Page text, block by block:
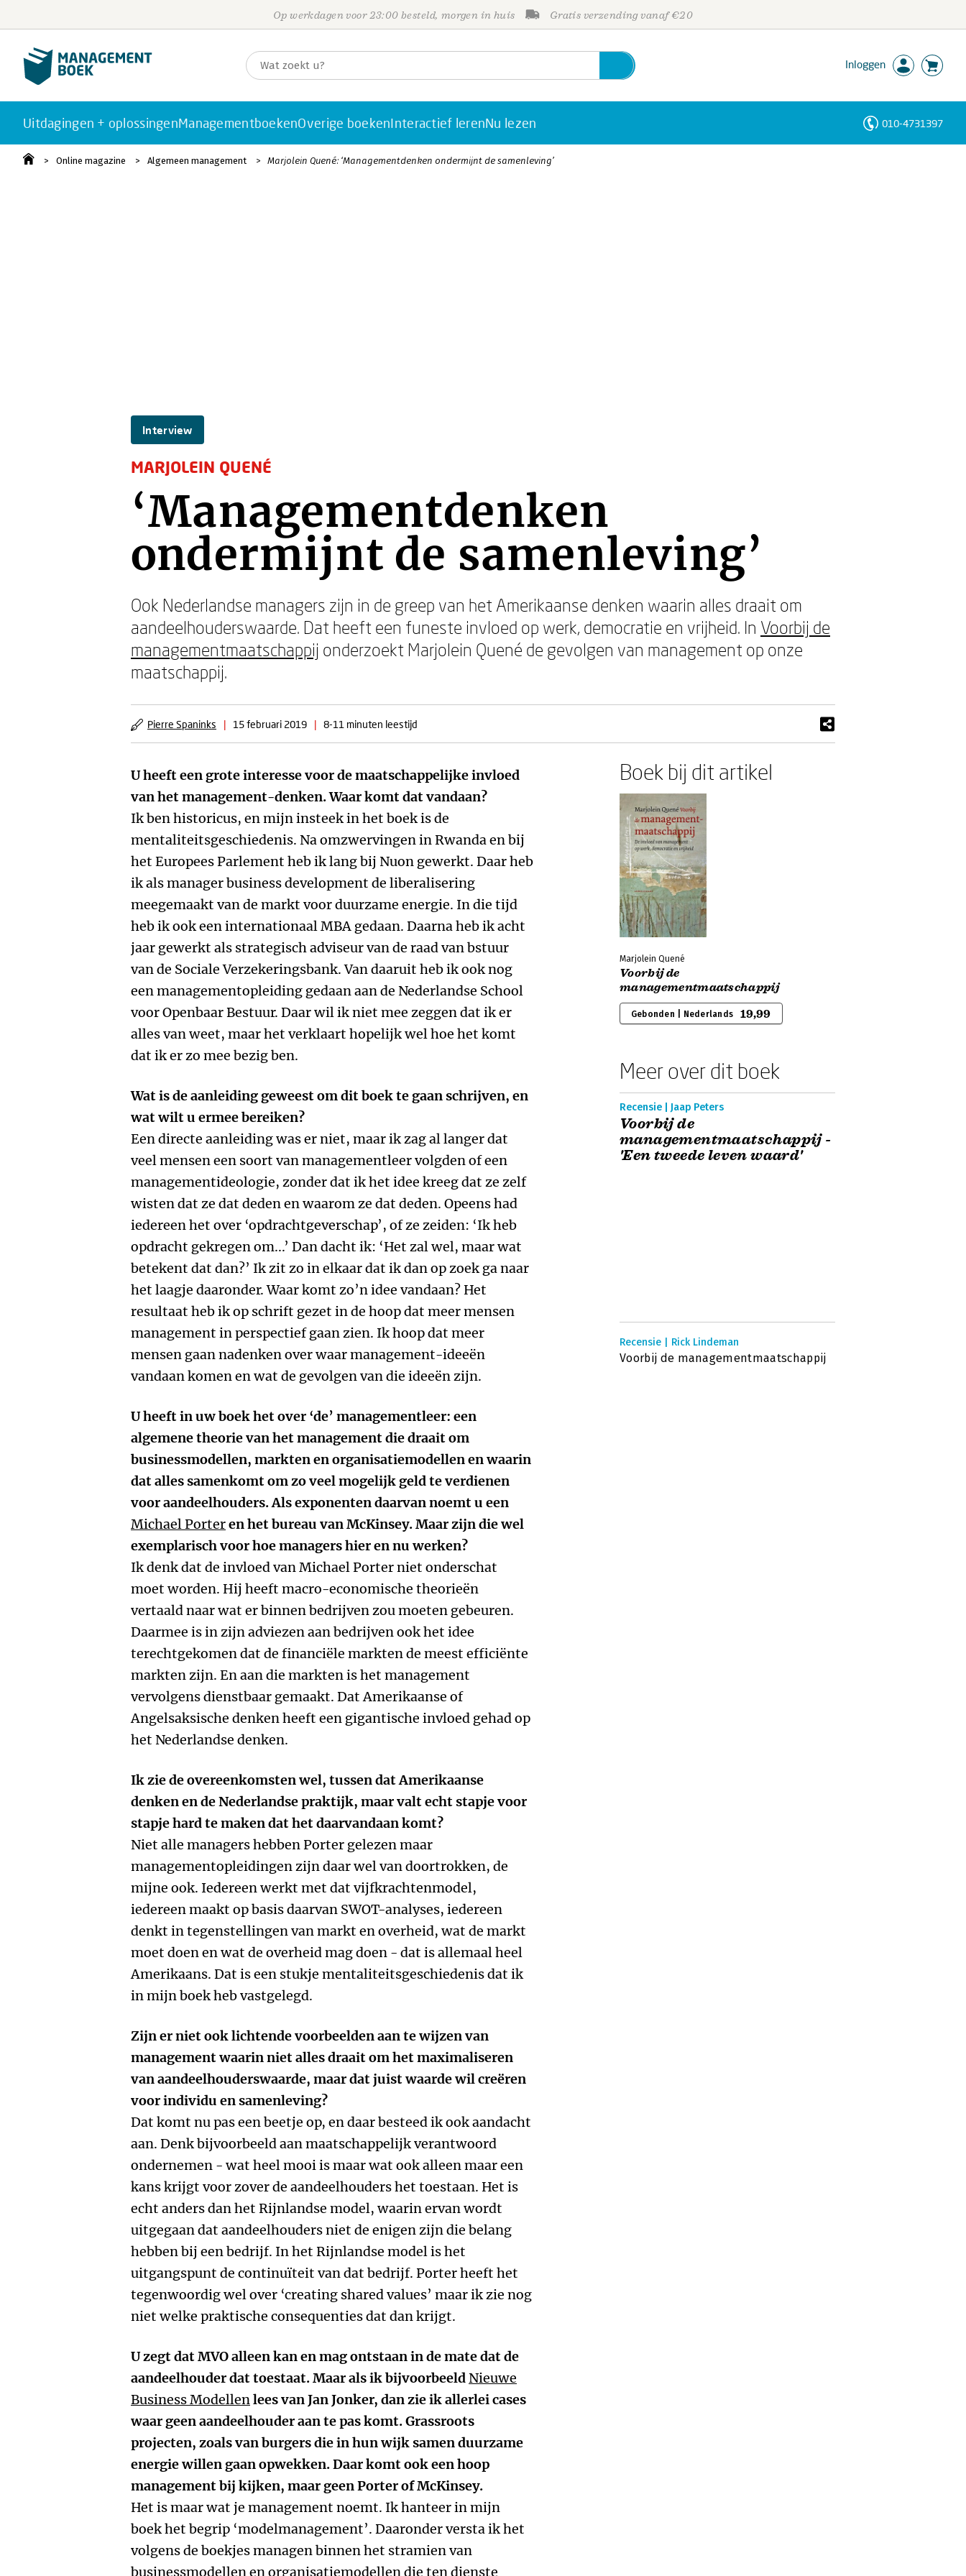
Op werkdagen voor 23:00 besteld, morgen in huis Gratis verzending vanaf €20
Inloggen
Uitdagingen + oplossingenManagementboekenOverige boekenInteractief lerenNu lezen 010-4731397
Online magazine Algemeen management Marjolein Quené: ‘Managementdenken ondermijnt de samenleving’
Interview
MARJOLEIN QUENÉ
‘Managementdenken
ondermijnt de samenleving’
Ook Nederlandse managers zijn in de greep van het Amerikaanse denken waarin alles draait om
aandeelhouderswaarde. Dat heeft een funeste invloed op werk, democratie en vrijheid. In Voorbij de
managementmaatschappij onderzoekt Marjolein Quené de gevolgen van management op onze
maatschappij.
Pierre Spaninks | 15 februari 2019 | 8-11 minuten leestijd
U heeft een grote interesse voor de maatschappelijke invloed
van het management-denken. Waar komt dat vandaan?
Ik ben historicus, en mijn insteek in het boek is de
mentaliteitsgeschiedenis. Na omzwervingen in Rwanda en bij
het Europees Parlement heb ik lang bij Nuon gewerkt. Daar heb
ik als manager business development de liberalisering
meegemaakt van de markt voor duurzame energie. In die tijd
heb ik ook een internationaal MBA gedaan. Daarna heb ik acht
jaar gewerkt als strategisch adviseur van de raad van bstuur
van de Sociale Verzekeringsbank. Van daaruit heb ik ook nog
een managementopleiding gedaan aan de Nederlandse School
voor Openbaar Bestuur. Daar wil ik niet mee zeggen dat ik er
alles van weet, maar het verklaart hopelijk wel hoe het komt
dat ik er zo mee bezig ben.
Wat is de aanleiding geweest om dit boek te gaan schrijven, en
wat wilt u ermee bereiken?
Een directe aanleiding was er niet, maar ik zag al langer dat
veel mensen een soort van managementleer volgden of een
managementideologie, zonder dat ik het idee kreeg dat ze zelf
wisten dat ze dat deden en waarom ze dat deden. Opeens had
iedereen het over ‘opdrachtgeverschap’, of ze zeiden: ‘Ik heb
opdracht gekregen om...’ Dan dacht ik: ‘Het zal wel, maar wat
betekent dat dan?’ Ik zit zo in elkaar dat ik dan op zoek ga naar
het laagje daaronder. Waar komt zo’n idee vandaan? Het
resultaat heb ik op schrift gezet in de hoop dat meer mensen
management in perspectief gaan zien. Ik hoop dat meer
mensen gaan nadenken over waar management-ideeën
vandaan komen en wat de gevolgen van die ideeën zijn.
U heeft in uw boek het over ‘de’ managementleer: een
algemene theorie van het management die draait om
businessmodellen, markten en organisatiemodellen en waarin
dat alles samenkomt om zo veel mogelijk geld te verdienen
voor aandeelhouders. Als exponenten daarvan noemt u een
Michael Porteren het bureau van McKinsey. Maar zijn die wel
exemplarisch voor hoe managers hier en nu werken?
Ik denk dat de invloed van Michael Porter niet onderschat
moet worden. Hij heeft macro-economische theorieën
vertaald naar wat er binnen bedrijven zou moeten gebeuren.
Daarmee is in zijn adviezen aan bedrijven ook het idee
terechtgekomen dat de financiële markten de meest efficiënte
markten zijn. En aan die markten is het management
vervolgens dienstbaar gemaakt. Dat Amerikaanse of
Angelsaksische denken heeft een gigantische invloed gehad op
het Nederlandse denken.
Ik zie de overeenkomsten wel, tussen dat Amerikaanse
denken en de Nederlandse praktijk, maar valt echt stapje voor
stapje hard te maken dat het daarvandaan komt?
Niet alle managers hebben Porter gelezen maar
managementopleidingen zijn daar wel van doortrokken, de
mijne ook. Iedereen werkt met dat vijfkrachtenmodel,
iedereen maakt op basis daarvan SWOT-analyses, iedereen
denkt in tegenstellingen van markt en overheid, wat de markt
moet doen en wat de overheid mag doen - dat is allemaal heel
Amerikaans. Dat is een stukje mentaliteitsgeschiedenis dat ik
in mijn boek heb vastgelegd.
Zijn er niet ook lichtende voorbeelden aan te wijzen van
management waarin niet alles draait om het maximaliseren
van aandeelhouderswaarde, maar dat juist waarde wil creëren
voor individu en samenleving?
Dat komt nu pas een beetje op, en daar besteed ik ook aandacht
aan. Denk bijvoorbeeld aan maatschappelijk verantwoord
ondernemen - wat heel mooi is maar wat ook alleen maar een
kans krijgt voor zover de aandeelhouders het toestaan. Het is
echt anders dan het Rijnlandse model, waarin ervan wordt
uitgegaan dat aandeelhouders niet de enigen zijn die belang
hebben bij een bedrijf. In het Rijnlandse model is het
uitgangspunt de continuïteit van dat bedrijf. Porter heeft het
tegenwoordig wel over ‘creating shared values’ maar ik zie nog
niet welke praktische consequenties dat dan krijgt.
U zegt dat MVO alleen kan en mag ontstaan in de mate dat de
aandeelhouder dat toestaat. Maar als ik bijvoorbeeldNieuwe
Business Modellenlees van Jan Jonker, dan zie ik allerlei cases
waar geen aandeelhouder aan te pas komt. Grassroots
projecten, zoals van burgers die in hun wijk samen duurzame
energie willen gaan opwekken. Daar komt ook een hoop
management bij kijken, maar geen Porter of McKinsey.
Het is maar wat je management noemt. Ik hanteer in mijn
boek het begrip ‘modelmanagement’. Daaronder versta ik het
volgens de boekjes managen binnen het stramien van
businessmodellen en organisatiemodellen die ten dienste
Boek bij dit artikel
Marjolein Quené
Voorbij de
managementmaatschappij
Gebonden | Nederlands 19,99
Meer over dit boek
Recensie | Jaap Peters
Voorbij de
managementmaatschappij -
'Een tweede leven waard'
Recensie | Rick Lindeman
Voorbij de managementmaatschappij
Personen